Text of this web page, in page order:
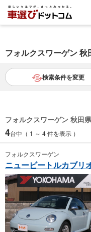
フォルクスワーゲン 秋
検索条件を変更
フォルクスワーゲン 秋田
4台中（ 1 ～ 4 件を表示 ）
フォルクスワーゲン
ニュービートルカブリ